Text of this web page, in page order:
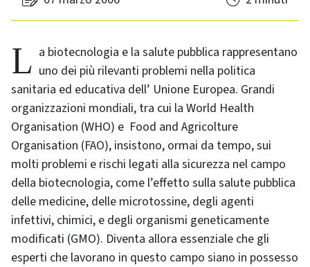
La biotecnologia e la salute pubblica rappresentano uno dei più rilevanti problemi nella politica
sanitaria ed educativa dell’ Unione Europea. Grandi
organizzazioni mondiali, tra cui la World Health
Organisation (WHO) e Food and Agricolture
Organisation (FAO), insistono, ormai da tempo, sui
molti problemi e rischi legati alla sicurezza nel campo
della biotecnologia, come l’effetto sulla salute pubblica
delle medicine, delle microtossine, degli agenti
infettivi, chimici, e degli organismi geneticamente
modificati (GMO). Diventa allora essenziale che gli
esperti che lavorano in questo campo siano in possesso